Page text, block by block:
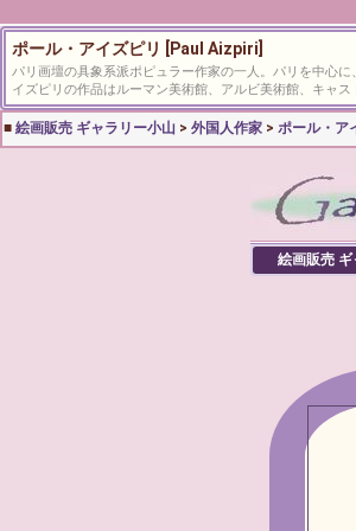
ポール・アイズピリ [Paul Aizpiri]
パリ画壇の具象系派ポピュラー作家の一人。パリを中心
イズピリの作品はルーマン美術館、アルビ美術館、キャ
■ 絵画販売 ギャラリー小山 > 外国人作家 > ポール・ア
絵画販売